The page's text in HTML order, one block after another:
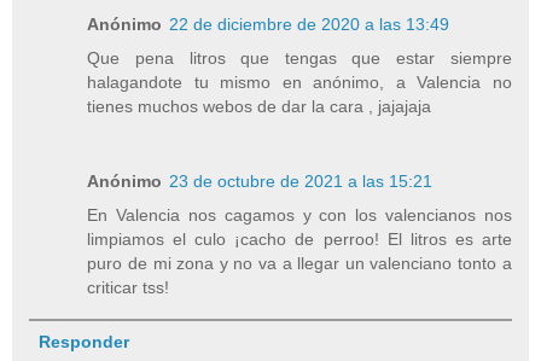
Anónimo 22 de diciembre de 2020 a las 13:49
Que pena litros que tengas que estar siempre
halagandote tu mismo en anónimo, a Valencia no
tienes muchos webos de dar la cara , jajajaja
Anónimo 23 de octubre de 2021 a las 15:21
En Valencia nos cagamos y con los valencianos nos
limpiamos el culo ¡cacho de perroo! El litros es arte
puro de mi zona y no va a llegar un valenciano tonto a
criticar tss!
Responder